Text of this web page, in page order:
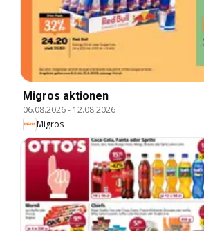
Migros aktionen
06.08.2026- 12.08.2026
Migros